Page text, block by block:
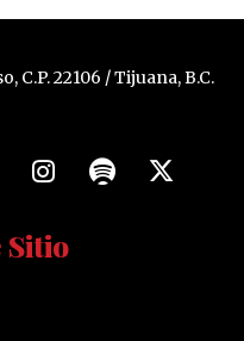
C.P. 22106 / Tijuana, B.C.
Sitio